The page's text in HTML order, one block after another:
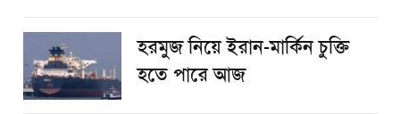
হরমুজ নিয়ে ইরান-মার্কিন চুক্তি
হতে পারে আজ